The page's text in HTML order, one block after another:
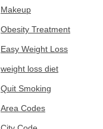
Makeup
Obesity Treatment
Easy Weight Loss
weight loss diet
Quit Smoking
Area Codes